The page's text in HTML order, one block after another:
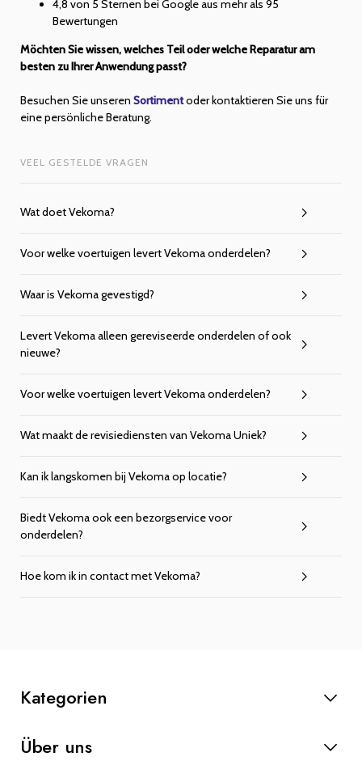
4,8 von 5 Sternen bei Google aus mehr als 95
Bewertungen
Möchten Sie wissen, welches Teil oder welche Reparatur am
besten zu Ihrer Anwendung passt?
Besuchen Sie unseren Sortimentoder kontaktieren Sie uns für
eine persönliche Beratung.
VEEL GESTELDE VRAGEN
Wat doet Vekoma?
Voor welke voertuigen levert Vekoma onderdelen?
Waar is Vekoma gevestigd?
Levert Vekoma alleen gereviseerde onderdelen of ook
nieuwe?
Voor welke voertuigen levert Vekoma onderdelen?
Wat maakt de revisiediensten van Vekoma Uniek?
Kan ik langskomen bij Vekoma op locatie?
Biedt Vekoma ook een bezorgservice voor
onderdelen?
Hoe kom ik in contact met Vekoma?
Kategorien
Anlasser
Über uns